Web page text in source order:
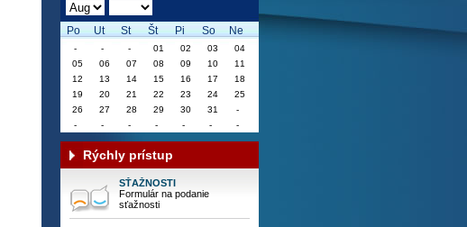
Po Ut St Št Pi So Ne
Rýchly prístup
SŤAŽNOSTI
Formulár na podanie
sťažnosti